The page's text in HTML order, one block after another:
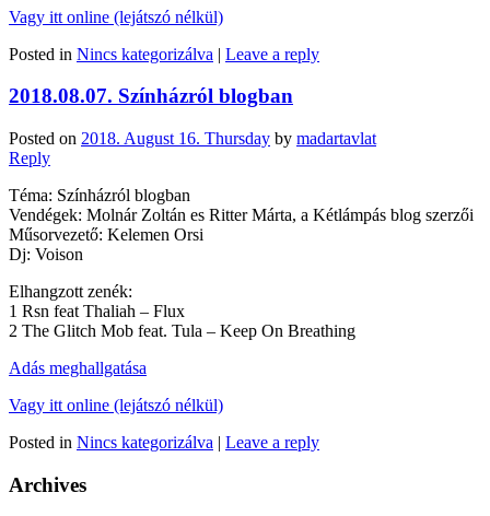
Vagy itt online (lejátszó nélkül)
Posted in Nincs kategorizálva | Leave a reply
2018.08.07. Színházról blogban
Posted on 2018. August 16. Thursday by madartavlat
Reply
Téma: Színházról blogban
Vendégek: Molnár Zoltán es Ritter Márta, a Kétlámpás blog szerzői
Műsorvezető: Kelemen Orsi
Dj: Voison
Elhangzott zenék:
1 Rsn feat Thaliah – Flux
2 The Glitch Mob feat. Tula – Keep On Breathing
Adás meghallgatása
Vagy itt online (lejátszó nélkül)
Posted in Nincs kategorizálva | Leave a reply
Archives